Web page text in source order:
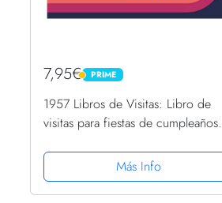
7,95€ PRIME
PRIME
1957 Libros de Visitas: Libro de
visitas para fiestas de cumpleaños
los amigos inserten saludos y
mensajes | 100...
Más Info